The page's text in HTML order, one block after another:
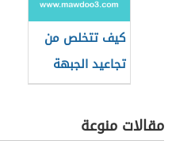
كيف تتخلص من
تجاعيد الجبهة
مقالات منوعة